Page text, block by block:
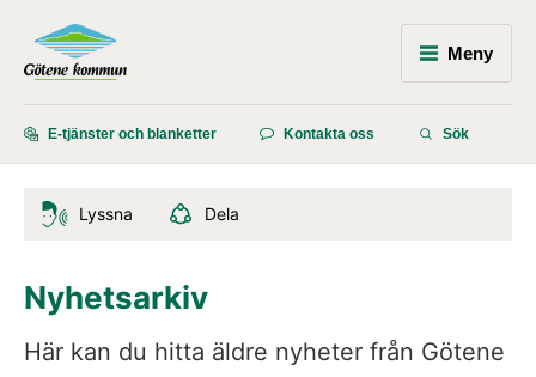
Meny
E-tjänster och blanketter Kontakta oss Sök
Lyssna Dela
Nyhetsarkiv
Här kan du hitta äldre nyheter från Götene